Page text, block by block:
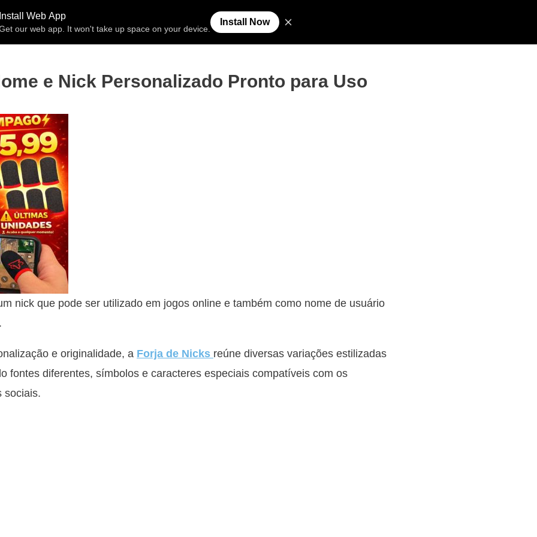
Free Fire Espaço Invisível Símbolos para Nick
e Nick Personalizado Pronto para Uso
nick que pode ser utilizado em jogos online e também como nome de usuário
e originalidade, a Forja de Nicks reúne diversas variações estilizadas
fontes diferentes, símbolos e caracteres especiais compatíveis com os
sociais.